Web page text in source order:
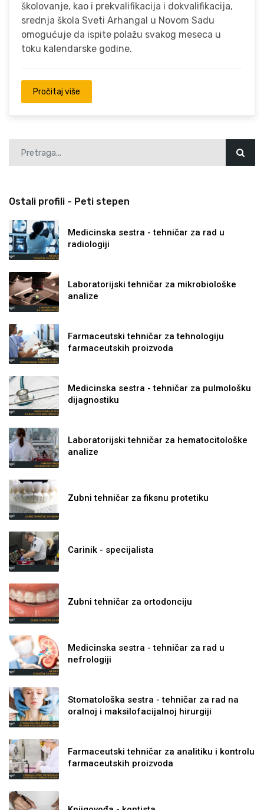
školovanje, kao i prekvalifikacija i dokvalifikacija,
srednja škola Sveti Arhangal u Novom Sadu
omogućuje da ispite polažu svakog meseca u
toku kalendarske godine.
Pročitaj više
Ostali profili - Peti stepen
Medicinska sestra - tehničar za rad u
radiologiji
Laboratorijski tehničar za mikrobiološke
analize
Farmaceutski tehničar za tehnologiju
farmaceutskih proizvoda
Medicinska sestra - tehničar za pulmološku
dijagnostiku
Laboratorijski tehničar za hematocitološke
analize
Zubni tehničar za fiksnu protetiku
Carinik - specijalista
Zubni tehničar za ortodonciju
Medicinska sestra - tehničar za rad u
nefrologiji
Stomatološka sestra - tehničar za rad na
oralnoj i maksilofacijalnoj hirurgiji
Farmaceutski tehničar za analitiku i kontrolu
farmaceutskih proizvoda